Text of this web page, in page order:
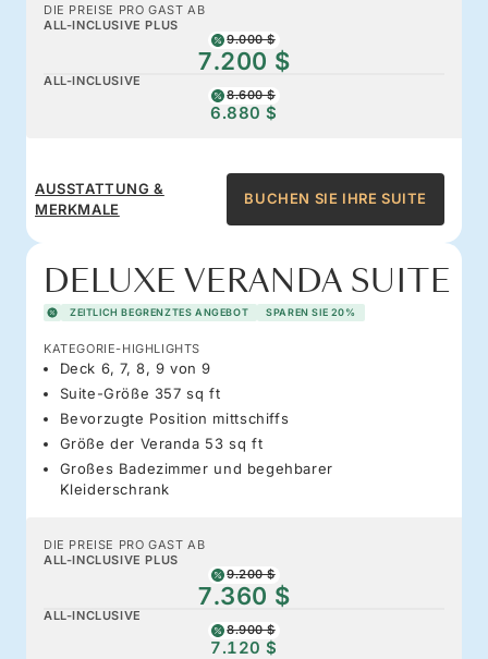
DIE PREISE PRO GAST AB
ALL-INCLUSIVE PLUS
9.000 $
7.200 $
ALL-INCLUSIVE
8.600 $
6.880 $
AUSSTATTUNG &
MERKMALE
BUCHEN SIE IHRE SUITE
DELUXE VERANDA SUITE
ZEITLICH BEGRENZTES ANGEBOT SPAREN SIE 20%
KATEGORIE-HIGHLIGHTS
Deck 6, 7, 8, 9 von 9
Suite-Größe 357 sq ft
Bevorzugte Position mittschiffs
Größe der Veranda 53 sq ft
Großes Badezimmer und begehbarer
Kleiderschrank
DIE PREISE PRO GAST AB
ALL-INCLUSIVE PLUS
9.200 $
7.360 $
ALL-INCLUSIVE
8.900 $
7.120 $